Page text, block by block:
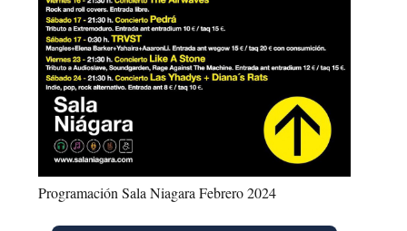
Programación Sala Niagara Febrero 2024